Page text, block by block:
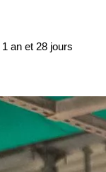
an et 28 jours